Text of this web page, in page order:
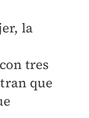
la
tres
que